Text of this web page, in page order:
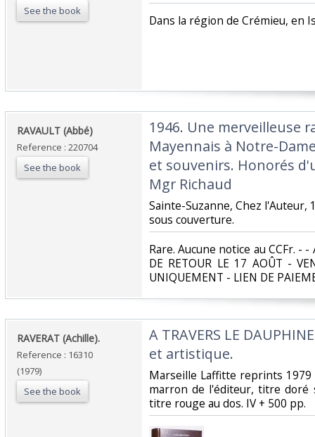
See the book
‎Dans la région de Crémieu, en
‎RAVAULT (Abbé)‎
Reference : 220704
See the book
‎1946. Une merveilleuse
Mayennais à Notre-
et souvenirs. Honorés
Mgr Richaud‎
‎Sainte-Suzanne, Chez
sous couverture. ‎
‎Rare. Aucune notice au CCFr. - -
DE RETOUR LE 17 AOÛT -
UNIQUEMENT - LIEN DE
‎RAVERAT (Achille).‎
Reference : 16310
(1979)
See the book
‎A TRAVERS LE
et artistique.‎
‎Marseille Laffitte reprints 1979
marron de l'éditeur, titre
titre rouge au dos. IV + 500 pp. ‎